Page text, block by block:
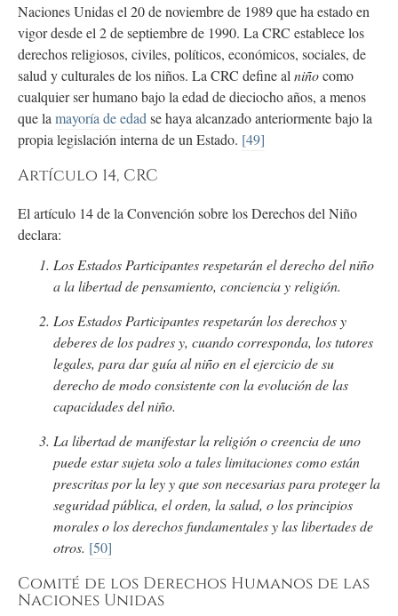
Naciones Unidas el 20 de noviembre de 1989 que ha estado en
vigor desde el 2 de septiembre de 1990. La CRC establece los
derechos religiosos, civiles, políticos, económicos, sociales, de
salud y culturales de los niños. La CRC define al niñocomo
cualquier ser humano bajo la edad de dieciocho años, a menos
que la mayoría de edad se haya alcanzado anteriormente bajo la
propia legislación interna de un Estado. [49]
Artículo 14, CRC
El artículo 14 de la Convención sobre los Derechos del Niño
declara:
Los Estados Participantes respetarán el derecho del niño
a la libertad de pensamiento, conciencia y religión.
Los Estados Participantes respetarán los derechos y
deberes de los padres y, cuando corresponda, los tutores
legales, para dar guía al niño en el ejercicio de su
derecho de modo consistente con la evolución de las
capacidades del niño.
La libertad de manifestar la religión o creencia de uno
puede estar sujeta solo a tales limitaciones como están
prescritas por la ley y que son necesarias para proteger la
seguridad pública, el orden, la salud, o los principios
morales o los derechos fundamentales y las libertades de
otros. [50]
Comité de los Derechos Humanos de las
Naciones Unidas